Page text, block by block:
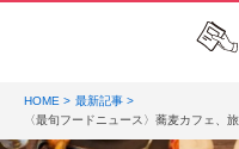
HOME
最新記事
〈最旬フードニュース〉蕎麦カフェ、